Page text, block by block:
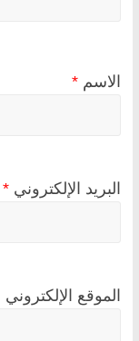
الاسم *
البريد الإلكتروني *
الموقع الإلكتروني